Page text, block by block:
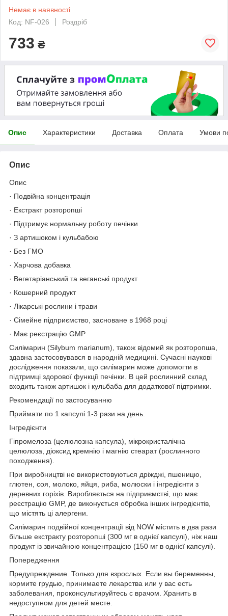
Немає в наявності
Код: NF-026
Роздріб
733 ₴
Опис Характеристики Доставка Оплата Умови
Опис
Опис
· Подвійна концентрація
· Екстракт розторопші
· Підтримує нормальну роботу печінки
· З артишоком і кульбабою
· Без ГМО
· Харчова добавка
· Вегетаріанський та веганські продукт
· Кошерний продукт
· Лікарські рослини і трави
· Сімейне підприємство, засноване в 1968 році
· Має реєстрацію GMP
Силімарин (Silybum marianum), також відомий як розторопша,
здавна застосовувався в народній медицині. Сучасні наукові
дослідження показали, що силімарин може допомогти в
підтримці здорової функції печінки. В цей рослинний склад
входить також артишок і кульбаба для додаткової підтримки.
Рекомендації по застосуванню
Приймати по 1 капсулі 1-3 рази на день.
Інгредієнти
Гіпромелоза (целюлозна капсула), мікрокристалічна
целюлоза, діоксид кремнію і магнію стеарат (рослинного
походження).
При виробництві не використовуються дріжджі, пшеницю,
глютен, соя, молоко, яйця, риба, молюски і інгредієнти з
деревних горіхів. Виробляється на підприємстві, що має
реєстрацію GMP, де виконується обробка інших інгредієнтів,
що містять ці алергени.
Силімарин подвійної концентрації від NOW містить в два рази
більше екстракту розторопші (300 мг в однієї капсулі), ніж наш
продукт із звичайною концентрацією (150 мг в однієї капсулі).
Попередження
Предупреждение. Только для взрослых. Если вы беременны,
кормите грудью, принимаете лекарства или у вас есть
заболевания, проконсультируйтесь с врачом. Хранить в
недоступном для детей месте.